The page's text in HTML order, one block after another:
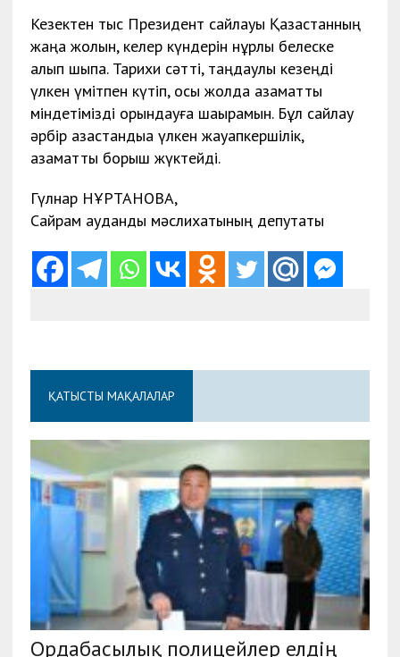
Кезектен тыс Президент сайлауы Қазақстанның
жаңа жолын, келер күндерін нұрлы белеске
алып шықпақ. Тарихи сәтті, таңдаулы кезеңді
үлкен үмітпен күтіп, осы жолда азаматтық
міндетімізді орындауға шақырамын. Бұл сайлау
әрбір қазақстандыққа үлкен жауапкершілік,
азаматтық борыш жүктейді.
Гүлнар НҰРТАНОВА,
Сайрам аудандық мәслихатының депутаты
ҚАТЫСТЫ МАҚАЛАЛАР
Ордабасылық полицейлер елдің